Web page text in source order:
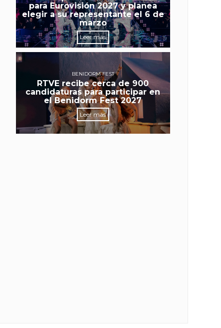
para Eurovisión 2027 y planea
elegir a su representante el 6 de
marzo
Leer más
BENIDORM FEST
RTVE recibe cerca de 900
candidaturas para participar en
el Benidorm Fest 2027
Leer más